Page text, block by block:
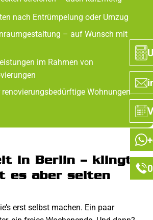
nach Entrümpelung oder Umzug
– auf Wunsch mit
im Rahmen von
Wohnungen
in Berlin – klingt
es aber selten
erst selbst machen. Ein paar